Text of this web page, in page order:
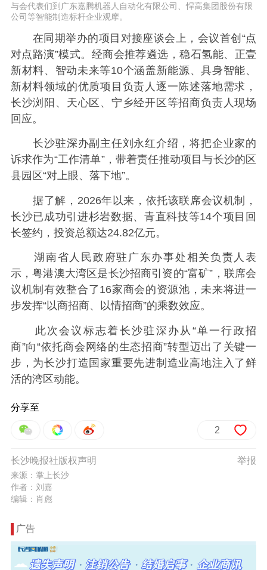
与会代表们到广东嘉腾机器人自动化有限公司、悍高集团股份有限
公司等智能制造标杆企业观摩。
在同期举办的项目对接座谈会上，会议首创“点
对点路演”模式。经商会推荐遴选，稳石氢能、正壹
新材料、智动未来等10个涵盖新能源、具身智能、
新材料领域的优质项目负责人逐一陈述落地需求，
长沙浏阳、天心区、宁乡经开区等招商负责人现场
回应。
长沙驻深办副主任刘永红介绍，将把企业家的
诉求作为“工作清单”，带着责任推动项目与长沙的区
县园区“对上眼、落下地”。
据了解，2026年以来，依托该联席会议机制，
长沙已成功引进杉岩数据、青直科技等14个项目回
长签约，投资总额达24.82亿元。
湖南省人民政府驻广东办事处相关负责人表
示，粤港澳大湾区是长沙招商引资的“富矿”，联席会
议机制有效整合了16家商会的资源池，未来将进一
步发挥“以商招商、以情招商”的乘数效应。
此次会议标志着长沙驻深办从“单一行政招
商”向“依托商会网络的生态招商”转型迈出了关键一
步，为长沙打造国家重要先进制造业高地注入了鲜
活的湾区动能。
分享至
2
举报
长沙晚报社版权声明
来源：掌上长沙
作者：刘嘉
编辑：肖彪
广告